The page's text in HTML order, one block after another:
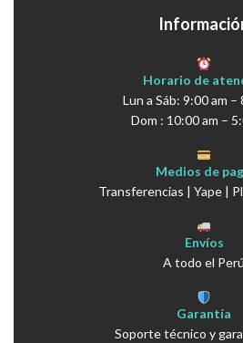
Horario de
Lun a Sáb: 9:00 am –
Dom : 10:00 am –
Medios de
Transferencias | Yape |
Envíos
A todo el Perú
Garantía
Soporte técnico y